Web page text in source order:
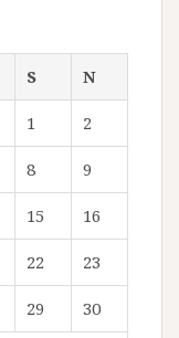
S N
1 2
8 9
15 16
22 23
29 30